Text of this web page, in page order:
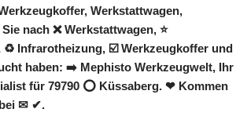
Werkstattwagen,
nach ❌ Werkstattwagen, ⭐
♻ Infrarotheizung, ☑️ Werkzeugkoffer und
haben: ➡️ Mephisto Werkzeugwelt, Ihr
für 79790 ⭕ Küssaberg. ❤ Kommen
✉ ✔.